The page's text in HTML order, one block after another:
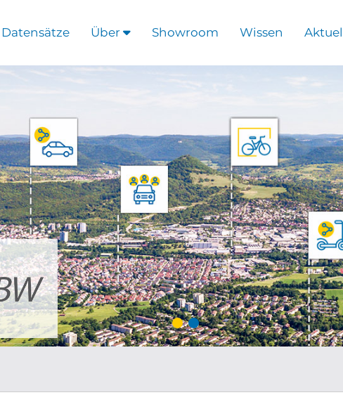
Datensätze Über Showroom Wissen